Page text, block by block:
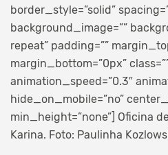
border_style=”solid”
background_image=””
repeat” padding=””
margin_bottom=”0px”
animation_speed=”0.3″
hide_on_mobile=”no”
min_height=”none”] Oficina
Karina. Foto: Paulinha